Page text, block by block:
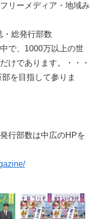
リーメディア・地域み
・総発行部数
で、1000万以上の世
けであります。・・・
を目指して参りま
行部数は中広のHPを